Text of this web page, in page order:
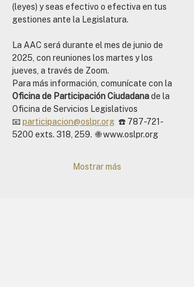
(leyes) y seas efectivo o efectiva en tus
gestiones ante la Legislatura.
La AAC será durante el mes de junio de
2025, con reuniones los martes y los
jueves, a través de Zoom.
Para más información, comunícate con la
Oficina de Participación Ciudadana de la
Oficina de Servicios Legislativos
📧 participacion@oslpr.org
  ☎️ 787-721-
5200 exts. 318, 259.  🌐 www.oslpr.org
Mostrar más